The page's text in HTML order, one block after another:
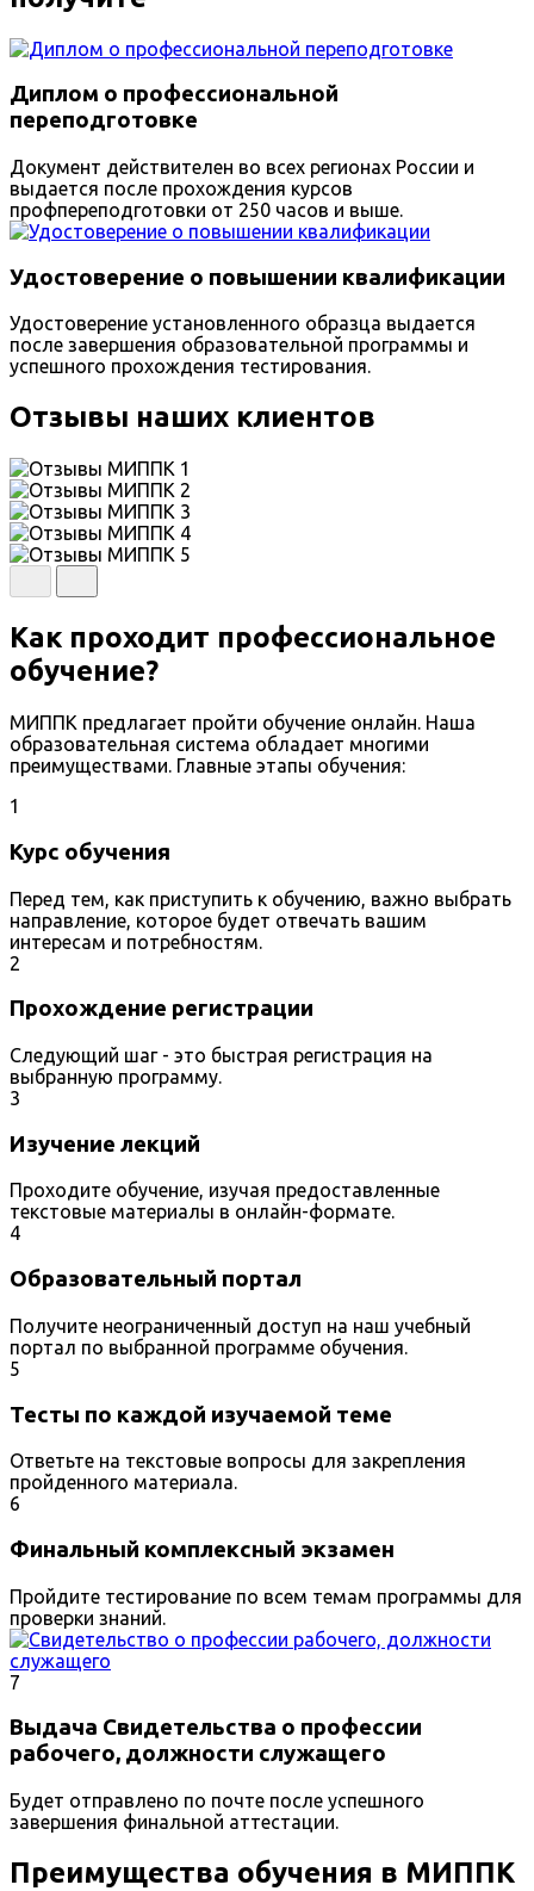
Диплом о профессиональной
переподготовке
Документ действителен во всех регионах России и
выдается после прохождения курсов
профпереподготовки от 250 часов и выше.
Удостоверение о повышении квалификации
Удостоверение установленного образца выдается
после завершения образовательной программы и
успешного прохождения тестирования.
Отзывы наших клиентов
Как проходит профессиональное
обучение?
МИППК предлагает пройти обучение онлайн. Наша
образовательная система обладает многими
преимуществами. Главные этапы обучения:
1
Курс обучения
Перед тем, как приступить к обучению, важно выбрать
направление, которое будет отвечать вашим
интересам и потребностям.
2
Прохождение регистрации
Следующий шаг - это быстрая регистрация на
выбранную программу.
3
Изучение лекций
Проходите обучение, изучая предоставленные
текстовые материалы в онлайн-формате.
4
Образовательный портал
Получите неограниченный доступ на наш учебный
портал по выбранной программе обучения.
5
Тесты по каждой изучаемой теме
Ответьте на текстовые вопросы для закрепления
пройденного материала.
6
Финальный комплексный экзамен
Пройдите тестирование по всем темам программы для
проверки знаний.
7
Выдача Свидетельства о профессии
рабочего, должности служащего
Будет отправлено по почте после успешного
завершения финальной аттестации.
Преимущества обучения в МИППК